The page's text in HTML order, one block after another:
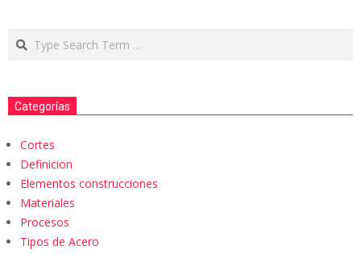
Categorías
Cortes
Definicion
Elementos construcciones
Materiales
Procesos
Tipos de Acero